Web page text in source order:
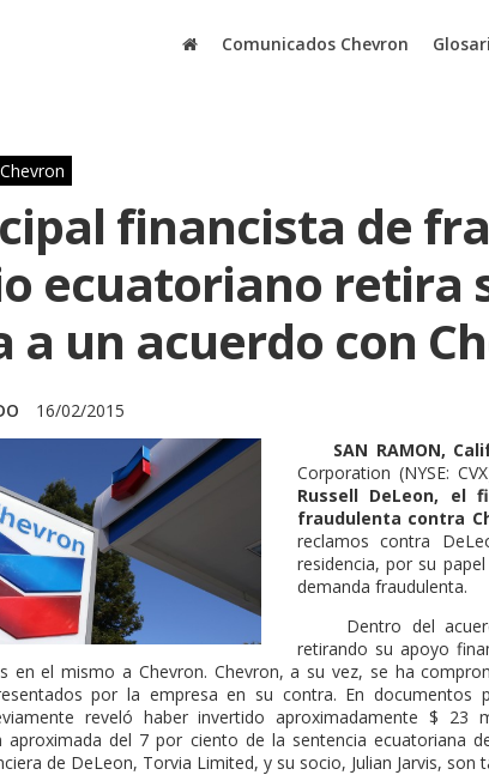
Comunicados Chevron
financista de
ecuatoriano retira
a un acuerdo con
16/02/2015
SAN RAMON,
Corporation (NYSE:
Russell DeLeon, el
fraudulenta contra
reclamos contra
residencia, por su
demanda fraudulenta.
Dentro del
retirando su apoyo
en el mismo a Chevron. Chevron, a su vez, se ha
por la empresa en su contra. En documentos
reveló haber invertido aproximadamente $
aproximada del 7 por ciento de la sentencia ecuatoriana
de DeLeon, Torvia Limited, y su socio, Julian Jarvis, son